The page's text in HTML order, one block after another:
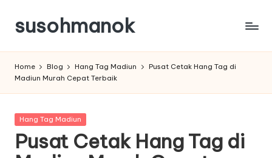
Skip
content
susohmanok
Home Blog Hang Tag Madiun
Pusat Cetak Hang Tag di
Madiun Murah Cepat Terbaik
Posted
Hang Tag Madiun
Pusat Cetak Hang Tag di